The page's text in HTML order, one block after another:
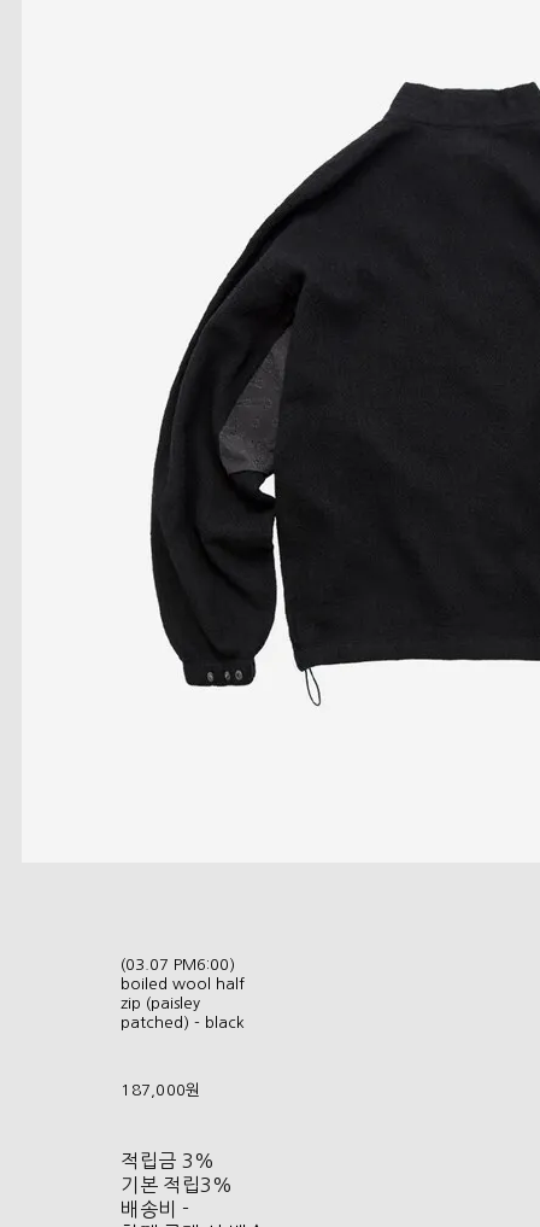
(03.07 PM6:00)
boiled wool half
zip (paisley
patched) - black
187,000원
적립금 3%
기본 적립3%
배송비 -